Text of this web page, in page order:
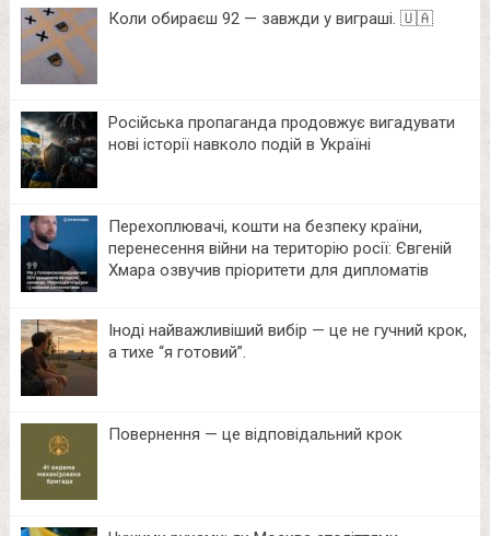
Коли обираєш 92 — завжди у виграші. 🇺🇦
Російська пропаганда продовжує вигадувати
нові історії навколо подій в Україні
Перехоплювачі, кошти на безпеку країни,
перенесення війни на територію росії: Євгеній
Хмара озвучив пріоритети для дипломатів
Іноді найважливіший вибір — це не гучний крок,
а тихе “я готовий”.
Повернення — це відповідальний крок